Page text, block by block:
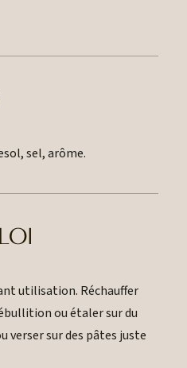
sel, arôme.
utilisation. Réchauffer
ou étaler sur du
verser sur des pâtes juste